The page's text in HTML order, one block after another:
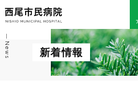
News 新着情報